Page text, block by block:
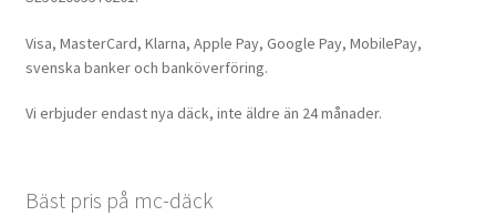
Visa, MasterCard, Klarna, Apple Pay, Google Pay, MobilePay,
svenska banker och banköverföring.
Vi erbjuder endast nya däck, inte äldre än 24 månader.
Bäst pris på mc-däck